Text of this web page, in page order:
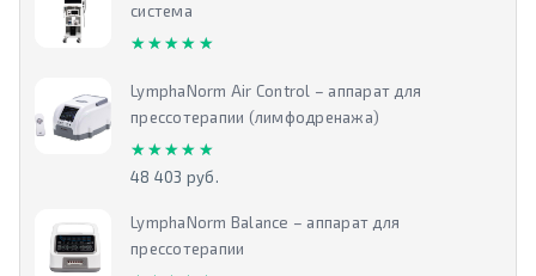
система
★★★★★
★★★★★
LymphaNorm Air Control – аппарат для
прессотерапии (лимфодренажа)
★★★★★
★★★★★
48 403 руб.
LymphaNorm Balance – аппарат для
прессотерапии